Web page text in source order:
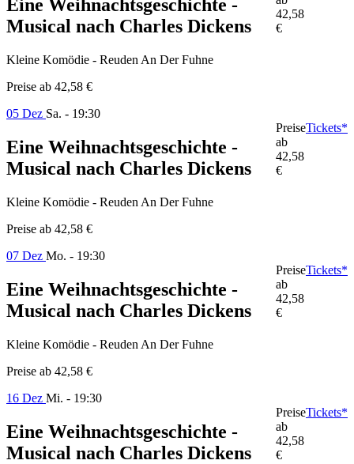
Eine Weihnachtsgeschichte -
Musical nach Charles Dickens
Kleine Komödie - Reuden An Der Fuhne
Preise ab 42,58 €
42,58
€
05 Dez Sa. - 19:30
Eine Weihnachtsgeschichte -
Musical nach Charles Dickens
Kleine Komödie - Reuden An Der Fuhne
Preise ab 42,58 €
Preise
ab
42,58
€
Tickets*
07 Dez Mo. - 19:30
Eine Weihnachtsgeschichte -
Musical nach Charles Dickens
Kleine Komödie - Reuden An Der Fuhne
Preise ab 42,58 €
Preise
ab
42,58
€
Tickets*
16 Dez Mi. - 19:30
Eine Weihnachtsgeschichte -
Musical nach Charles Dickens
Preise
ab
42,58
€
Tickets*